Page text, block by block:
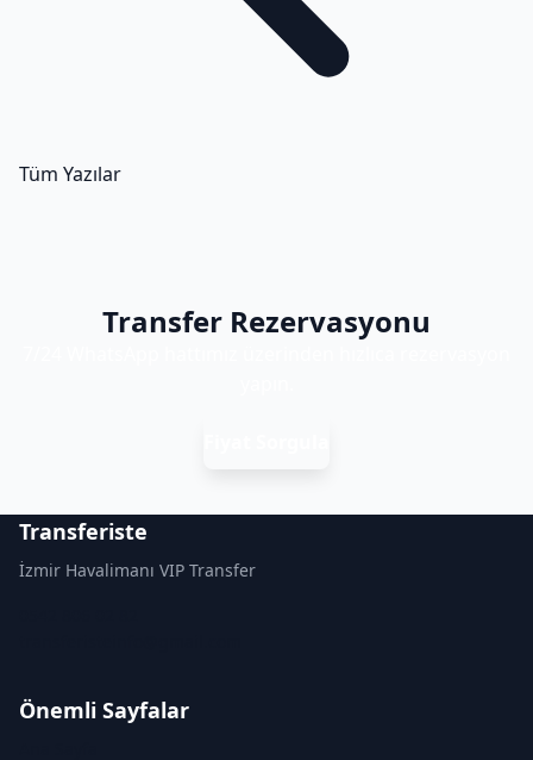
Tüm Yazılar
Transfer Rezervasyonu
Transferiste
İzmir Havalimanı VIP Transfer
Önemli Sayfalar